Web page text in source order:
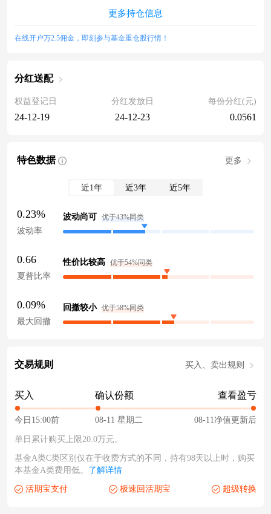
更多持仓信息
在线开户万2.5佣金，即刻参与基金重仓股行情！
分红送配
权益登记日
24-12-19
分红发放日
24-12-23
每份分红(元)
0.0561
特色数据 更多
近1年 近3年 近5年
0.23%
波动率
波动尚可 优于43%同类
0.66
夏普比率
性价比较高 优于54%同类
0.09%
最大回撤
回撤较小 优于58%同类
交易规则 买入、卖出规则
买入
今日15:00前
确认份额
08-11 星期二
查看盈亏
08-11净值更新后
单日累计购买上限20.0万元。
基金A类C类区别仅在于收费方式的不同，持有98天以上时，购买
本基金A类费用低。 了解详情
活期宝支付 极速回活期宝 超级转换